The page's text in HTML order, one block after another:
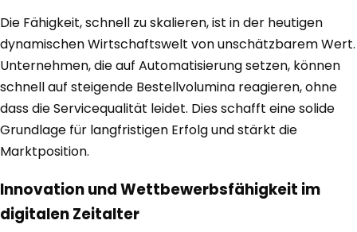
Die Fähigkeit, schnell zu skalieren, ist in der heutigen
dynamischen Wirtschaftswelt von unschätzbarem Wert.
Unternehmen, die auf Automatisierung setzen, können
schnell auf steigende Bestellvolumina reagieren, ohne
dass die Servicequalität leidet. Dies schafft eine solide
Grundlage für langfristigen Erfolg und stärkt die
Marktposition.
Innovation und Wettbewerbsfähigkeit im
digitalen Zeitalter